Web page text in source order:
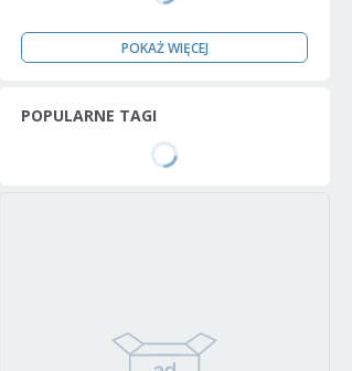
POKAŻ WIĘCEJ
POPULARNE TAGI